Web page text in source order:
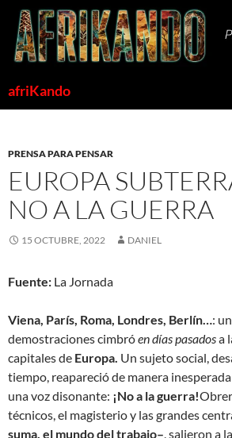
Saltar
contenido
afriKando
PRENSA PARA PENSAR
EUROPA
NO A LA GUERRA
15 OCTUBRE, 2022 DANIEL
Fuente: La Jornada
Viena, París, Roma, Londres, Berlín…:
demostraciones cimbróen días pasadosa
capitales de Europa. Un sujeto social,
tiempo, reapareció de manera
una voz disonante: ¡No a la guerra!
técnicos, el magisterio y las grandes
suma, el mundo del trabajo–, salieron a